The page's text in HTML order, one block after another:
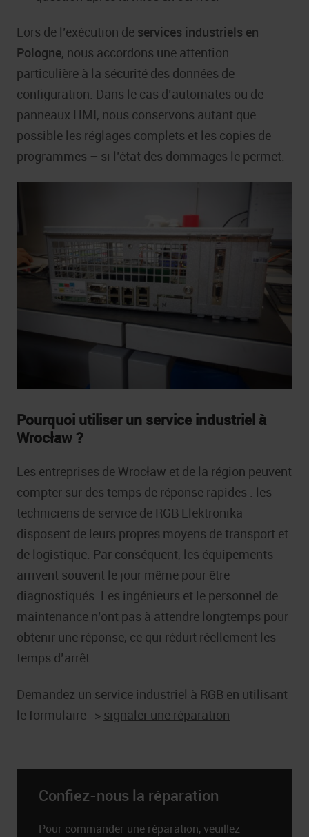
Lors de l’exécution de services industriels en
Pologne, nous accordons une attention
particulière à la sécurité des données de
configuration. Dans le cas d’automates ou de
panneaux HMI, nous conservons autant que
possible les réglages complets et les copies de
programmes – si l’état des dommages le permet.
Pourquoi utiliser un service industriel à
Wrocław ?
Les entreprises de Wrocław et de la région peuvent
compter sur des temps de réponse rapides : les
techniciens de service de RGB Elektronika
disposent de leurs propres moyens de transport et
de logistique. Par conséquent, les équipements
arrivent souvent le jour même pour être
diagnostiqués. Les ingénieurs et le personnel de
maintenance n’ont pas à attendre longtemps pour
obtenir une réponse, ce qui réduit réellement les
temps d’arrêt.
Demandez un service industriel à RGB en utilisant
le formulaire -> signaler une réparation
Confiez-nous la réparation
Pour commander une réparation, veuillez